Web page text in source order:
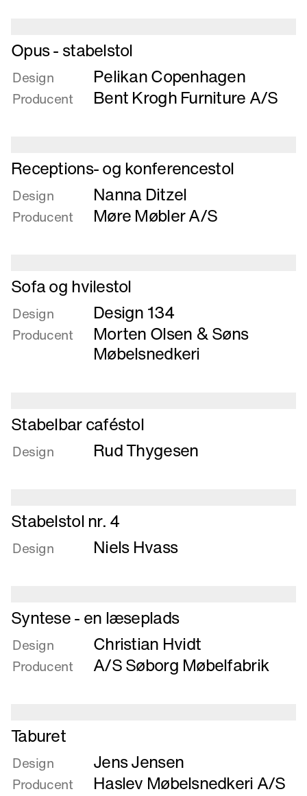
Læs
mere
om
Opus
-
Opus - stabelstol
Design Pelikan Copenhagen
Producent Bent Krogh Furniture A/S
Læs
mere
om
Receptions-
og
Receptions- og konferencestol
Design Nanna Ditzel
Producent Møre Møbler A/S
Læs
mere
om
Sofa
og
Sofa og hvilestol
Design Design 134
Producent
Morten Olsen & Søns
Møbelsnedkeri
Læs
mere
om
Stabelbar caféstol
Design Rud Thygesen
Læs
mere
om
Stabelstol nr. 4
Design Niels Hvass
Læs
mere
om
Syntese
-
Syntese - en læseplads
Design Christian Hvidt
Producent A/S Søborg Møbelfabrik
Læs
mere
om
Taburet
Taburet
Design Jens Jensen
Producent Haslev Møbelsnedkeri A/S